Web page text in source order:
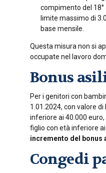
compimento del 18°
limite massimo di
base mensile.
Questa misura non si
occupate nel lavoro
Bonus
Per i genitori con
1.01.2024, con valore
inferiore ai 40.000
figlio con età inferiore
incremento del bonus
Congedi